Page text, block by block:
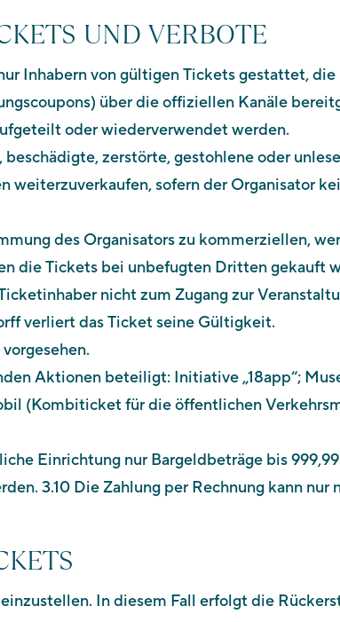
UND VERBOTE
Inhabern von gültigen Tickets gestattet,
über die offiziellen Kanäle
oder wiederverwendet werden.
zerstörte, gestohlene oder
weiterzuverkaufen, sofern der Organisator
des Organisators zu kommerziellen,
die Tickets bei unbefugten Dritten gekauft
nicht zum Zugang zur
verliert das Ticket seine Gültigkeit.
Aktionen beteiligt: Initiative „18app“;
(Kombiticket für die öffentlichen
Einrichtung nur Bargeldbeträge bis
3.10 Die Zahlung per Rechnung kann
In diesem Fall erfolgt die